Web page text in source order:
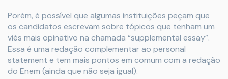
Porém, é possível que algumas instituições peçam que
os candidatos escrevam sobre tópicos que tenham um
viés mais opinativo na chamada “supplemental essay”.
Essa é uma redação complementar ao personal
statement e tem mais pontos em comum com a redação
do Enem (ainda que não seja igual).